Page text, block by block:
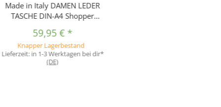
Made in Italy DAMEN LEDER
TASCHE DIN-A4 Shopper
Tote Bag Metallic Handtasche
Umhängetasche Beuteltasche
Silber
59,95 € *
Knapper Lagerbestand
Lieferzeit: in 1-3 Werktagen bei dir*
(DE)